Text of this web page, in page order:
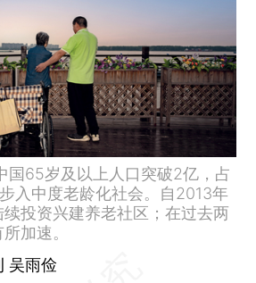
国65岁及以上人口突破2亿，占
入中度老龄化社会。自2013年
投资兴建养老社区；在过去两
加速。
吴雨俭